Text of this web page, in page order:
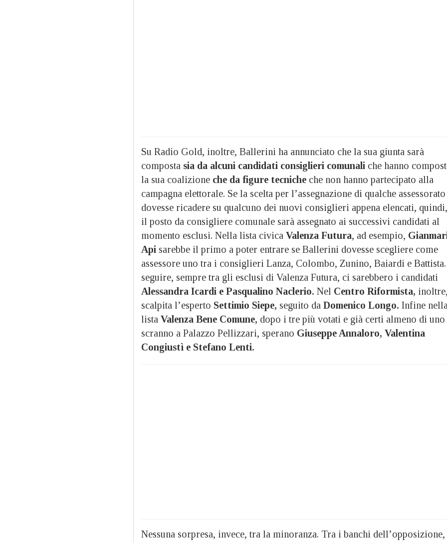
Su Radio Gold, inoltre, Ballerini ha annunciato che la sua giunta sarà
composta sia da alcuni candidati consiglieri comunali che hanno
la sua coalizione che da figure tecniche che non hanno partecipato alla
campagna elettorale. Se la scelta per l’assegnazione di qualche assessorato
dovesse ricadere su qualcuno dei nuovi consiglieri appena elencati, quindi,
il posto da consigliere comunale sarà assegnato ai successivi candidati al
momento esclusi. Nella lista civica Valenza Futura, ad esempio,
Api sarebbe il primo a poter entrare se Ballerini dovesse scegliere come
assessore uno tra i consiglieri Lanza, Colombo, Zunino, Baiardi e
seguire, sempre tra gli esclusi di Valenza Futura, ci sarebbero i candidati
Alessandra Icardi e Pasqualino Naclerio. Nel Centro Riformista, inoltre,
scalpita l’esperto Settimio Siepe, seguito da Domenico Longo. Infine nella
lista Valenza Bene Comune, dopo i tre più votati e già certi almeno di uno
scranno a Palazzo Pellizzari, sperano Giuseppe Annaloro, Valentina
Congiustì e Stefano Lenti.
Nessuna sorpresa, invece, tra la minoranza. Tra i banchi dell’opposizione,